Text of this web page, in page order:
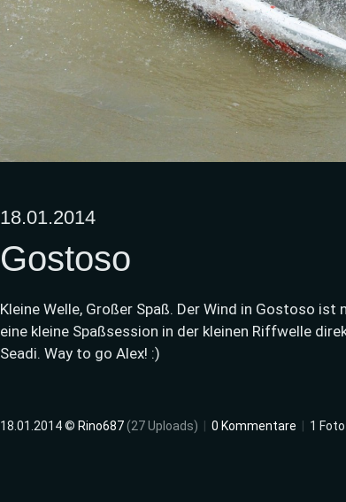
18.01.2014
Gostoso
Kleine Welle, Großer Spaß. Der Wind in Gostoso ist
eine kleine Spaßsession in der kleinen Riffwelle
Seadi. Way to go Alex! :)
18.01.2014 © Rino687(27 Uploads) 0 Kommentare 1 Foto